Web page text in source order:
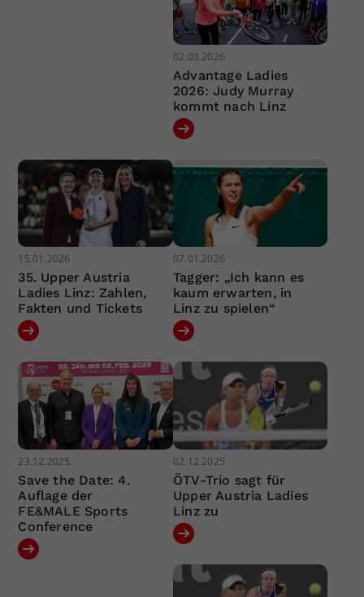
02.03.2026
Advantage Ladies
2026: Judy Murray
kommt nach Linz
15.01.2026
35. Upper Austria
Ladies Linz: Zahlen,
Fakten und Tickets
07.01.2026
Tagger: „Ich kann es
kaum erwarten, in
Linz zu spielen“
23.12.2025
Save the Date: 4.
Auflage der
FE&MALE Sports
Conference
02.12.2025
ÖTV-Trio sagt für
Upper Austria Ladies
Linz zu